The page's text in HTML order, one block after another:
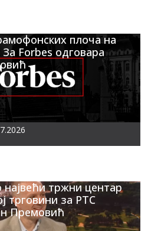
плоча на
За Forbes одговара
највећи тржни центар
трговини за РТС
Премовић